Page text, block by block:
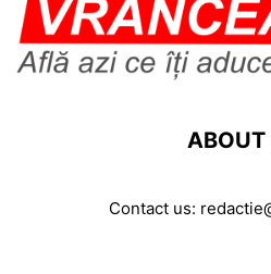
ABOUT
Contact us: